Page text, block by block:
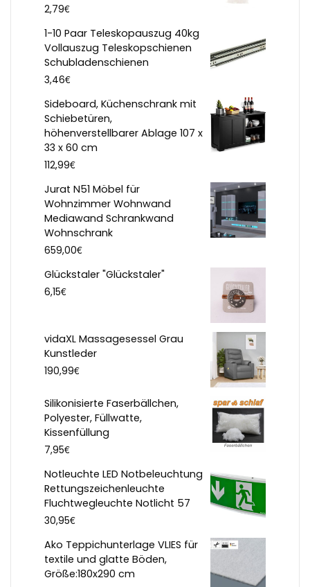
2,79€
1-10 Paar Teleskopauszug 40kg
Vollauszug Teleskopschienen
Schubladenschienen
3,46€
Sideboard, Küchenschrank mit
Schiebetüren,
höhenverstellbarer Ablage 107 x
33 x 60 cm
112,99€
Jurat N51 Möbel für
Wohnzimmer Wohnwand
Mediawand Schrankwand
Wohnschrank
659,00€
Glückstaler "Glückstaler"
6,15€
vidaXL Massagesessel Grau
Kunstleder
190,99€
Silikonisierte Faserbällchen,
Polyester, Füllwatte,
Kissenfüllung
7,95€
Notleuchte LED Notbeleuchtung
Rettungszeichenleuchte
Fluchtwegleuchte Notlicht 57
30,95€
Ako Teppichunterlage VLIES für
textile und glatte Böden,
Größe:180x290 cm